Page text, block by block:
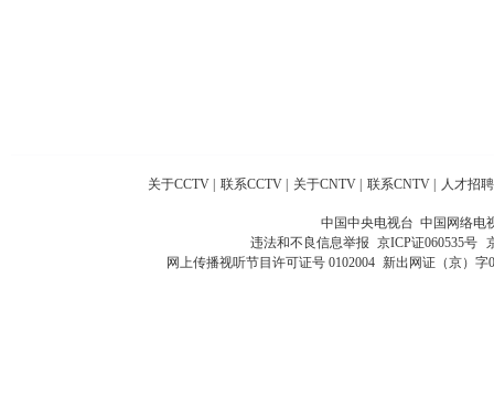
关于CCTV 联系CCTV 关于CNTV 联系CNTV 人才招聘
中国中央电视台 中国网络电
违法和不良信息举报 京ICP证060535号
网上传播视听节目许可证号 0102004 新出网证（京）